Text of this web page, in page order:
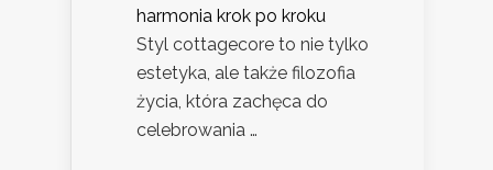
harmonia krok po kroku
Styl cottagecore to nie tylko
estetyka, ale także filozofia
życia, która zachęca do
celebrowania …